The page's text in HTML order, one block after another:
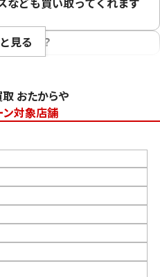
ますか？
やコインなども買取してもら
れくらい時間がかかります
どうやって決まりますか？
ント？日によって買取価格
？
見る
おたからや
ン対象店舗